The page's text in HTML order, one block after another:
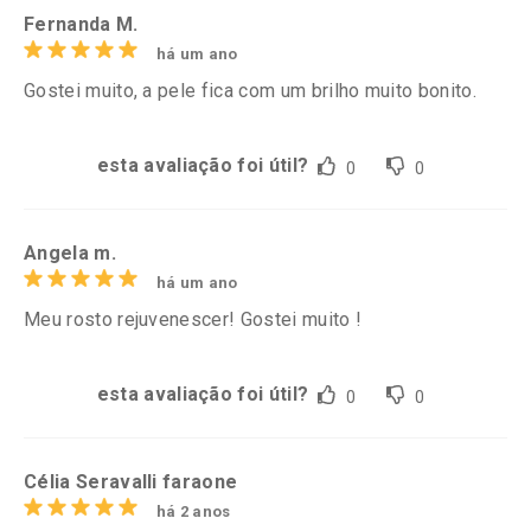
Fernanda M.
há um ano
Gostei muito, a pele fica com um brilho muito bonito.
esta avaliação foi útil? 0 0
Angela m.
há um ano
Meu rosto rejuvenescer! Gostei muito !
esta avaliação foi útil? 0 0
Célia Seravalli faraone
há 2 anos